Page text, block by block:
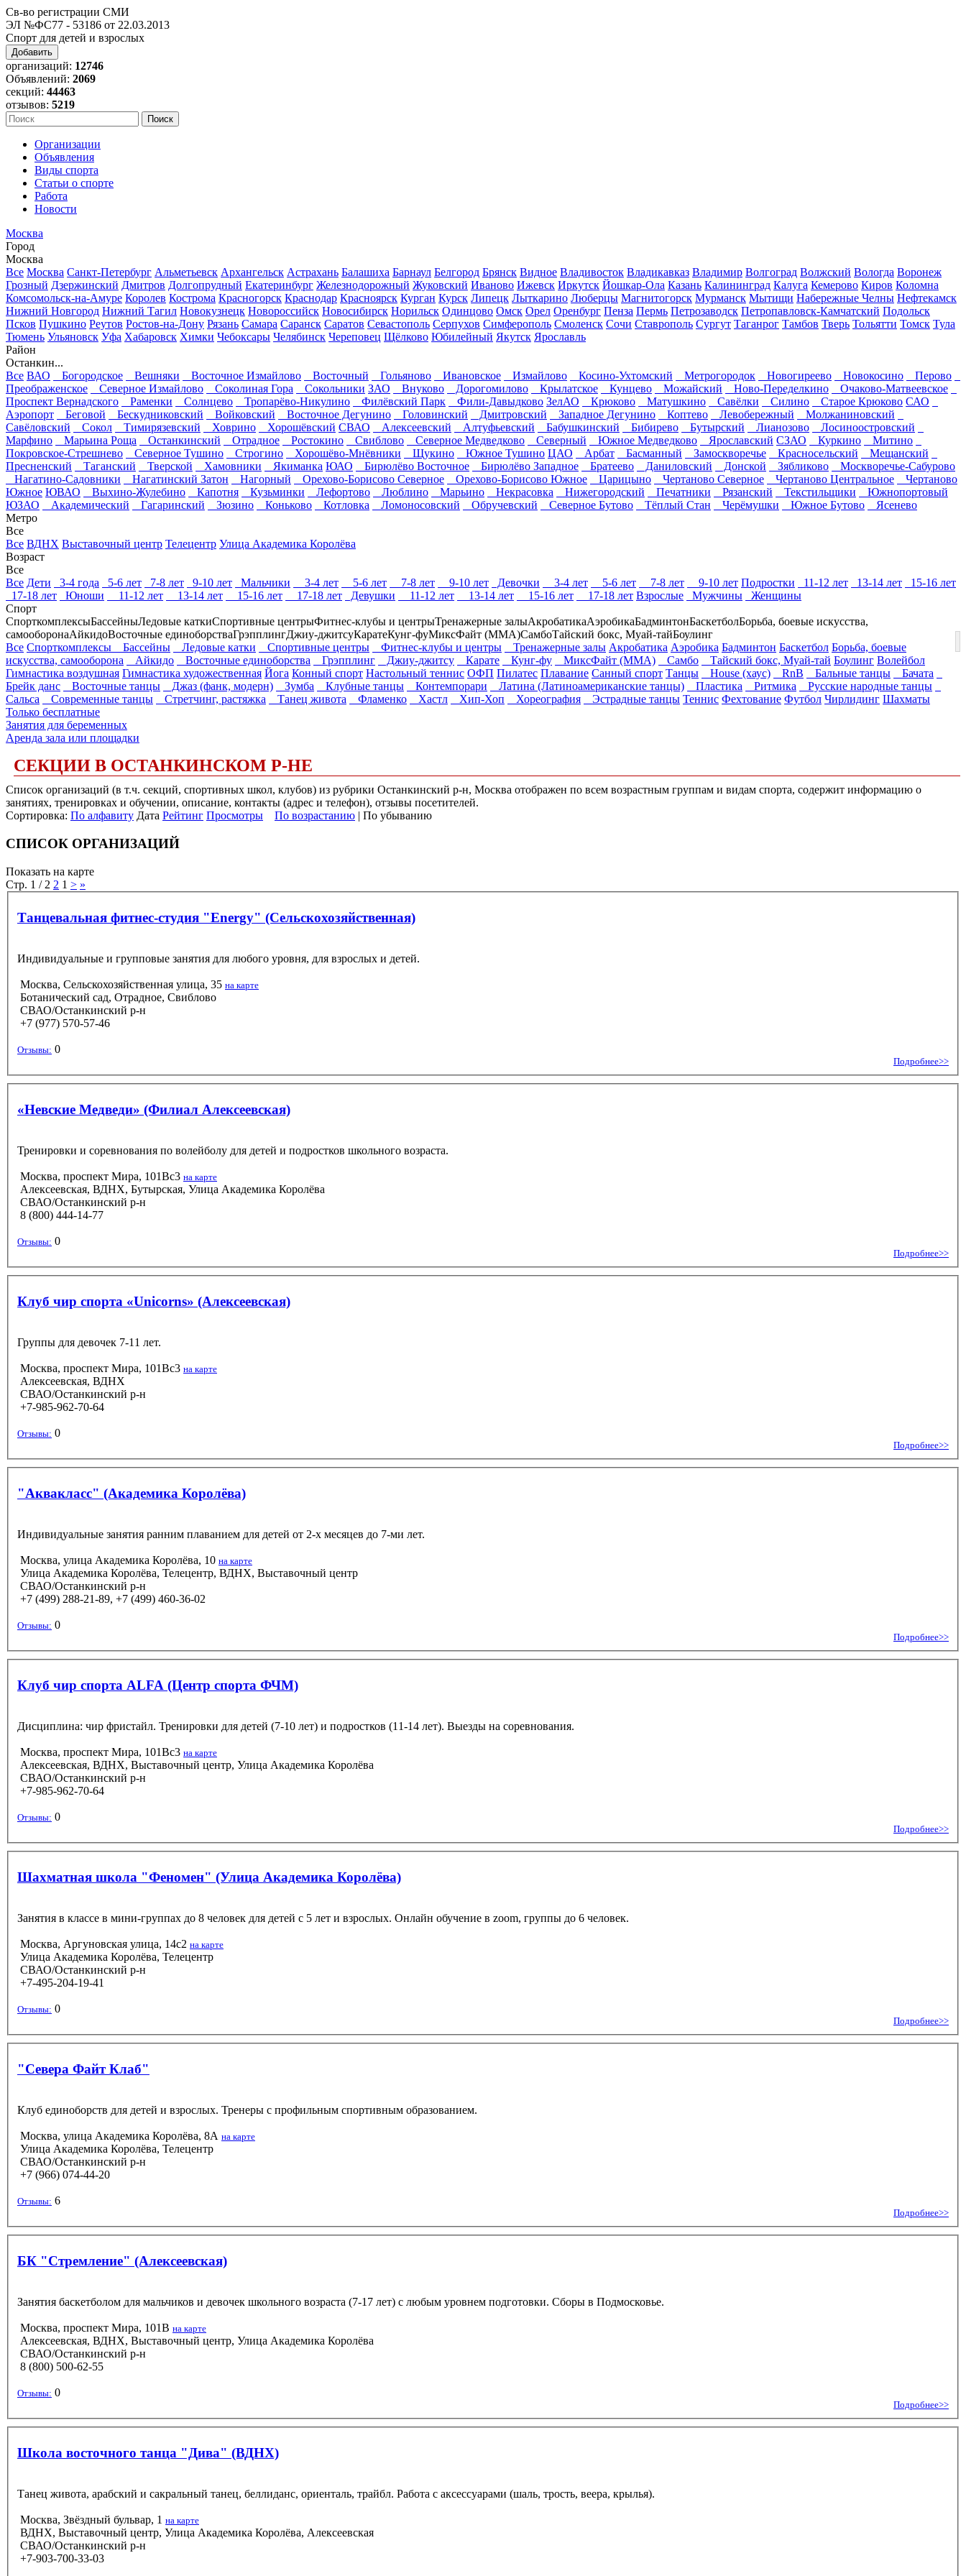
Св-во регистрации СМИ
ЭЛ №ФС77 - 53186 от 22.03.2013
Спорт для детей и взрослых
Добавить
организаций: 12746
Объявлений: 2069
секций: 44463
отзывов: 5219
Организации
Объявления
Виды спорта
Статьи о спорте
Работа
Новости
Москва
Город
Москва
Все Москва Санкт-Петербург Альметьевск Архангельск Астрахань Балашиха Барнаул Белгород Брянск Видное Владивосток Владикавказ Владимир Волгоград Волжский Вологда Воронеж
Грозный Дзержинский Дмитров Долгопрудный Екатеринбург Железнодорожный Жуковский Иваново Ижевск Иркутск Йошкар-Ола Казань Калининград Калуга Кемерово Киров Коломна
Комсомольск-на-Амуре Королев Кострома Красногорск Краснодар Красноярск Курган Курск Липецк Лыткарино Люберцы Магнитогорск Мурманск Мытищи Набережные Челны Нефтекамск
Нижний Новгород Нижний Тагил Новокузнецк Новороссийск Новосибирск Норильск Одинцово Омск Орел Оренбург Пенза Пермь Петрозаводск Петропавловск-Камчатский Подольск
Псков Пушкино Реутов Ростов-на-Дону Рязань Самара Саранск Саратов Севастополь Серпухов Симферополь Смоленск Сочи Ставрополь Сургут Таганрог Тамбов Тверь Тольятти Томск Тула
Тюмень Ульяновск Уфа Хабаровск Химки Чебоксары Челябинск Череповец Щёлково Юбилейный Якутск Ярославль
Район
Останкин...
Все ВАО Богородское Вешняки Восточное Измайлово Восточный Гольяново Ивановское Измайлово Косино-Ухтомский Метрогородок Новогиреево Новокосино
Перово
Преображенское
Северное Измайлово Соколиная Гора Сокольники ЗАО Внуково Дорогомилово Крылатское Кунцево Можайский Ново-Переделкино
Очаково-Матвеевское
Проспект Вернадского
Раменки Солнцево Тропарёво-Никулино Филёвский Парк Фили-Давыдково ЗелАО Крюково Матушкино Савёлки Силино Старое Крюково САО
Аэропорт
Беговой Бескудниковский Войковский Восточное Дегунино Головинский Дмитровский Западное Дегунино Коптево Левобережный
Молжаниновский
Савёловский
Сокол Тимирязевский Ховрино Хорошёвский СВАО Алексеевский Алтуфьевский Бабушкинский Бибирево Бутырский Лианозово
Лосиноостровский
Марфино
Марьина Роща Останкинский Отрадное Ростокино Свиблово Северное Медведково Северный Южное Медведково Ярославский СЗАО Куркино
Митино
Покровское-Стрешнево
Северное Тушино Строгино Хорошёво-Мнёвники Щукино Южное Тушино ЦАО Арбат Басманный Замоскворечье Красносельский
Мещанский
Пресненский
Таганский Тверской Хамовники Якиманка ЮАО Бирюлёво Восточное Бирюлёво Западное Братеево Даниловский Донской Зябликово
Москворечье-Сабурово
Нагатино-Садовники
Нагатинский Затон Нагорный Орехово-Борисово Северное Орехово-Борисово Южное Царицыно Чертаново Северное Чертаново Центральное
Чертаново
Южное ЮВАО Выхино-Жулебино Капотня Кузьминки Лефортово Люблино Марьино Некрасовка Нижегородский Печатники Рязанский Текстильщики
Южнопортовый
ЮЗАО
Академический Гагаринский Зюзино Коньково Котловка Ломоносовский Обручевский Северное Бутово Тёплый Стан Черёмушки Южное Бутово
Ясенево
Метро
Все
Все ВДНХ Выставочный центр Телецентр Улица Академика Королёва
Возраст
Все
Все Дети 3-4 года 5-6 лет 7-8 лет 9-10 лет Мальчики 3-4 лет 5-6 лет 7-8 лет 9-10 лет Девочки 3-4 лет 5-6 лет 7-8 лет 9-10 лет Подростки 11-12 лет 13-14 лет
15-16 лет
17-18 лет
Юноши 11-12 лет 13-14 лет 15-16 лет 17-18 лет Девушки 11-12 лет 13-14 лет 15-16 лет 17-18 лет Взрослые Мужчины
Женщины
Спорт
СпорткомплексыБассейныЛедовые каткиСпортивные центрыФитнес-клубы и центрыТренажерные залыАкробатикаАэробикаБадминтонБаскетболБорьба, боевые искусства,
самооборонаАйкидоВосточные единоборстваГрэпплингДжиу-джитсуКаратеКунг-фуМиксФайт (ММА)СамбоТайский бокс, Муай-тайБоулинг
Все Спорткомплексы Бассейны Ледовые катки Спортивные центры Фитнес-клубы и центры Тренажерные залы Акробатика Аэробика Бадминтон Баскетбол Борьба, боевые
искусства, самооборона
Айкидо Восточные единоборства Грэпплинг Джиу-джитсу Карате Кунг-фу МиксФайт (ММА) Самбо Тайский бокс, Муай-тай Боулинг Волейбол
Гимнастика воздушная Гимнастика художественная Йога Конный спорт Настольный теннис ОФП Пилатес Плавание Санный спорт Танцы House (хаус) RnB Бальные танцы
Бачата
Брейк данс
Восточные танцы Джаз (фанк, модерн) Зумба Клубные танцы Контемпорари Латина (Латиноамериканские танцы) Пластика Ритмика
Русские народные танцы
Сальса
Современные танцы Стретчинг, растяжка Танец живота Фламенко Хастл Хип-Хоп Хореография Эстрадные танцы Теннис Фехтование Футбол Чирлидинг Шахматы
Только бесплатные
Занятия для беременных
Аренда зала или площадки
СЕКЦИИ В ОСТАНКИНСКОМ Р-НЕ
Список организаций (в т.ч. секций, спортивных школ, клубов) из рубрики Останкинский р-н, Москва отображен по всем возрастным группам и видам спорта, содержит информацию о
занятиях, тренировках и обучении, описание, контакты (адрес и телефон), отзывы посетителей.
Сортировка: По алфавиту Дата Рейтинг Просмотры По возрастанию | По убыванию
СПИСОК ОРГАНИЗАЦИЙ
Показать на карте
Стр. 1 / 2 2 1 > »
Танцевальная фитнес-студия "Energy" (Сельскохозяйственная)
Индивидуальные и групповые занятия для любого уровня, для взрослых и детей.
Москва, Сельскохозяйственная улица, 35 на карте
Ботанический сад, Отрадное, Свиблово
СВАО/Останкинский р-н
+7 (977) 570-57-46
Отзывы: 0
Подробнее>>
«Невские Медведи» (Филиал Алексеевская)
Тренировки и соревнования по волейболу для детей и подростков школьного возраста.
Москва, проспект Мира, 101Вс3 на карте
Алексеевская, ВДНХ, Бутырская, Улица Академика Королёва
СВАО/Останкинский р-н
8 (800) 444-14-77
Отзывы: 0
Подробнее>>
Клуб чир спорта «Unicorns» (Алексеевская)
Группы для девочек 7-11 лет.
Москва, проспект Мира, 101Вс3 на карте
Алексеевская, ВДНХ
СВАО/Останкинский р-н
+7-985-962-70-64
Отзывы: 0
Подробнее>>
"Аквакласс" (Академика Королёва)
Индивидуальные занятия ранним плаванием для детей от 2-х месяцев до 7-ми лет.
Москва, улица Академика Королёва, 10 на карте
Улица Академика Королёва, Телецентр, ВДНХ, Выставочный центр
СВАО/Останкинский р-н
+7 (499) 288-21-89, +7 (499) 460-36-02
Отзывы: 0
Подробнее>>
Клуб чир спорта ALFA (Центр спорта ФЧМ)
Дисциплина: чир фристайл. Тренировки для детей (7-10 лет) и подростков (11-14 лет). Выезды на соревнования.
Москва, проспект Мира, 101Вс3 на карте
Алексеевская, ВДНХ, Выставочный центр, Улица Академика Королёва
СВАО/Останкинский р-н
+7-985-962-70-64
Отзывы: 0
Подробнее>>
Шахматная школа "Феномен" (Улица Академика Королёва)
Занятия в классе в мини-группах до 8 человек для детей с 5 лет и взрослых. Онлайн обучение в zoom, группы до 6 человек.
Москва, Аргуновская улица, 14с2 на карте
Улица Академика Королёва, Телецентр
СВАО/Останкинский р-н
+7-495-204-19-41
Отзывы: 0
Подробнее>>
"Севера Файт Клаб"
Клуб единоборств для детей и взрослых. Тренеры с профильным спортивным образованием.
Москва, улица Академика Королёва, 8А на карте
Улица Академика Королёва, Телецентр
СВАО/Останкинский р-н
+7 (966) 074-44-20
Отзывы: 6
Подробнее>>
БК "Стремление" (Алексеевская)
Занятия баскетболом для мальчиков и девочек школьного возраста (7-17 лет) с любым уровнем подготовки. Сборы в Подмосковье.
Москва, проспект Мира, 101В на карте
Алексеевская, ВДНХ, Выставочный центр, Улица Академика Королёва
СВАО/Останкинский р-н
8 (800) 500-62-55
Отзывы: 0
Подробнее>>
Школа восточного танца "Дива" (ВДНХ)
Танец живота, арабский и сакральный танец, беллиданс, ориенталь, трайбл. Работа с аксессуарами (шаль, трость, веера, крылья).
Москва, Звёздный бульвар, 1 на карте
ВДНХ, Выставочный центр, Улица Академика Королёва, Алексеевская
СВАО/Останкинский р-н
+7-903-700-33-03